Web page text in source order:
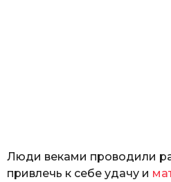
Люди веками проводили
привлечь к себе удачу и